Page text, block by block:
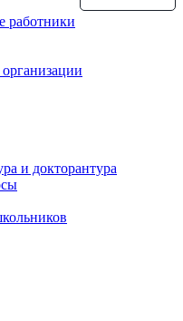
работники
и докторантура